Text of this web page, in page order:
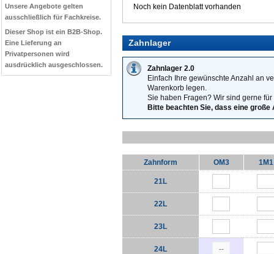
Unsere Angebote gelten
ausschließlich für Fachkreise.
Dieser Shop ist ein B2B-Shop.
Eine Lieferung an
Privatpersonen wird
ausdrücklich ausgeschlossen.
Noch kein Datenblatt vorhanden
Zahnlager
Zahnlager 2.0
Einfach Ihre gewünschte Anzahl an
Warenkorb legen.
Sie haben Fragen? Wir sind gerne
Bitte beachten Sie, dass eine
Zahnform OM3 1M1
21L
22L
23L
24L